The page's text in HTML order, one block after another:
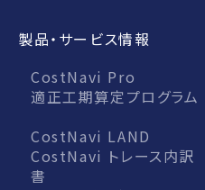
製品・サービス情報
CostNavi Pro
適正工期算定プログラム
CostNavi LAND
CostNavi トレース内訳
書